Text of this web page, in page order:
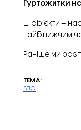
Гуртожитки
Ці об’єкти –
найближчим
Раніше ми
ТЕМА:
ВПО